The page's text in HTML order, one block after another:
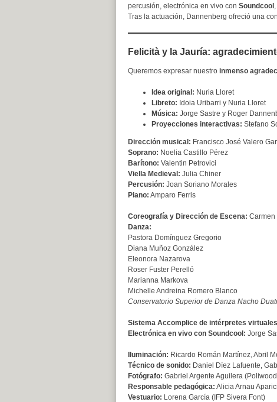
percusión, electrónica en vivo con Soundcool
Tras la actuación, Dannenberg ofreció una
Felicità y la Jauría:
Queremos expresar nuestro inmenso
Idea original: Nuria Lloret
Libreto: Idoia Uribarri y Nuria Lloret
Música: Jorge Sastre y Roger
Proyecciones interactivas: Stefano
Dirección musical: Francisco José Valero
Soprano: Noelia Castillo Pérez
Barítono: Valentin Petrovici
Viella Medieval: Julia Chiner
Percusión: Joan Soriano Morales
Piano: Amparo Ferris
Coreografía y Dirección de Escena: Carmen
Danza:
Pastora Domínguez Gregorio
Diana Muñoz González
Eleonora Nazarova
Roser Fuster Perelló
Marianna Markova
Michelle Andreina Romero Blanco
Conservatorio Superior de Danza Nacho
Sistema Accomplice de intérpretes
Electrónica en vivo con Soundcool: Jorge
Iluminación: Ricardo Román Martínez, Abril
Técnico de sonido: Daniel Díez Lafuente,
Fotógrafo: Gabriel Argente Aguilera
Responsable pedagógica: Alicia Arnau
Vestuario: Lorena García (IFP Sivera Font)